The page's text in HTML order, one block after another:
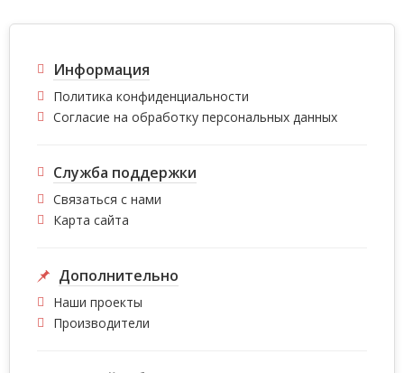
Информация
Политика конфиденциальности
Согласие на обработку персональных данных
Служба поддержки
Связаться с нами
Карта сайта
Дополнительно
Наши проекты
Производители